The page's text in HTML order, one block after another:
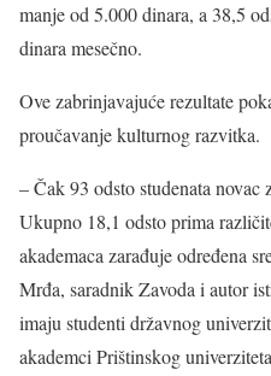
manje od 5.000 dinara, a 38,5
dinara mesečno.
Ove zabrinjavajuće rezultate
proučavanje kulturnog razvitka.
– Čak 93 odsto studenata
Ukupno 18,1 odsto prima
akademaca zarađuje određena
Mrđa, saradnik Zavoda i autor
imaju studenti državnog
akademci Prištinskog